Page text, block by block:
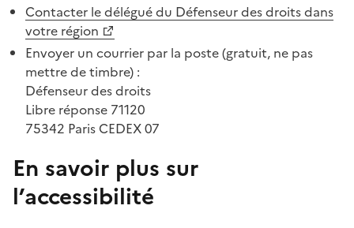
Contacter le délégué du Défenseur des droits dans
votre région
Envoyer un courrier par la poste (gratuit, ne pas
mettre de timbre) :
Défenseur des droits
Libre réponse 71120
75342 Paris CEDEX 07
En savoir plus sur
l’accessibilité